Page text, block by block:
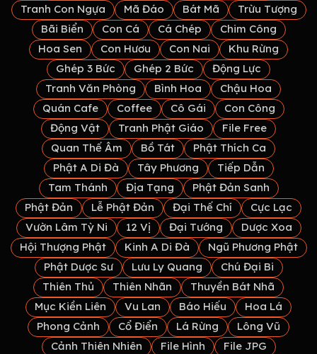
Tranh Con Ngựa
Mã Đáo Bát Mã
Trừu Tượng
Bãi Biển
Con Cá Cá Chép
Chim Công
Hoa Sen
Con Hươu Con Nai
Khu Rừng
Ghép 3 Bức
Ghép 2 Bức
Động Lực
Tranh Văn Phòng
Bình Hoa
Chậu Hoa
Quán Cafe
Coffee Cô Gái
Con Công
Động Vật
Tranh Phật Giáo
File Free
Quan Thế Âm
Bồ Tát
Phật Thích Ca
Phật A Di Đà
Tây Phương
Tiếp Dẫn
Tam Thánh
Địa Tạng
Phật Đản Sanh
Phật Đản
Lễ Phật Đản Đại Thế Chí
Cực Lạc
Vườn Lâm Tỳ Ni
12 Vị Đại Tướng
Dược Xoa
Hội Thượng Phật
Kinh A Di Đà
Ngũ Phương Phật
Phật Dược Sư
Lưu Ly Quang
Chú Đại Bi
Thiên Thủ
Thiên Nhãn
Thuyền Bát Nhã
Mục Kiền Liên
Vu Lan Báo Hiếu
Hoa Lá
Phong Cảnh
Cổ Điển Lá Rừng
Lông Vũ
Cảnh Thiên Nhiên
File Hình
File JPG